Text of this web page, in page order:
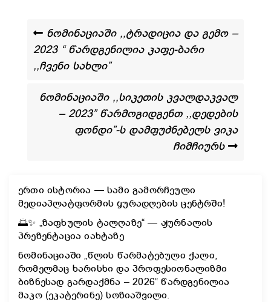
ნომინაციაში ,,ტრადიცია და გემო –
2023 “ წარდგენილია კაფე-ბარი
,,ჩვენი სახლი”
ნომინაციაში ,,სიკეთის კვალდაკვალ
– 2023” წარმოგიდგენთ ,,დედების
ფონდი”-ს დამფუძნებელს ვიკა
ჩიმჩიურს
ერთი ისტორია — სამი გამორჩეული
მედიაპლატფორმის ყურადღების ცენტრში!
🌅✨ „ზაფხულის ტალღაზე“ — ჟურნალის
პრეზენტაცია იახტაზე
ნომინაციაში „წლის წარმატებული ქალი,
რომელმაც ხარისხი და პროფესიონალიზმი
ბიზნესად გარდაქმნა – 2026“ წარდგენილია
მაკო (ეკატერინე) სოზიაშვილი.